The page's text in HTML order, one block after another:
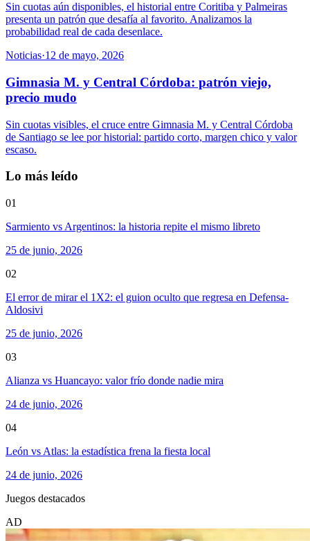
Sin cuotas aún disponibles, el historial entre Coritiba y Palmeiras
presenta un patrón que desafía al favorito. Analizamos la
probabilidad real de cada desenlace.
Noticias·12 de mayo, 2026
Gimnasia M. y Central Córdoba: patrón viejo,
precio mudo
Sin cuotas visibles, el cruce entre Gimnasia M. y Central Córdoba
de Santiago se lee por historial: partido corto, margen chico y valor
escaso.
Lo más leído
01
Sarmiento vs Argentinos: la historia repite el mismo libreto
25 de junio, 2026
02
El error de mirar el 1X2: el guion oculto que regresa en Defensa-
Aldosivi
25 de junio, 2026
03
Alianza vs Huancayo: valor frío donde nadie mira
24 de junio, 2026
04
León vs Atlas: la estadística frena la fiesta local
24 de junio, 2026
Juegos destacados
AD